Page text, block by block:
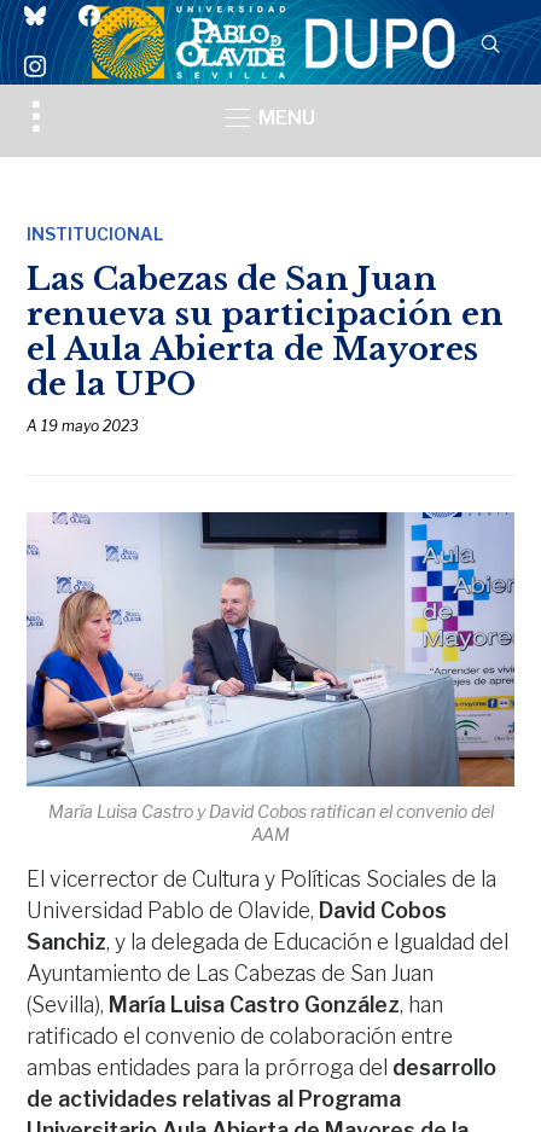
blueskyfacebook
instagram
Toggle
sidebar
MENU
INSTITUCIONAL
Las Cabezas de San Juan
renueva su participación en
el Aula Abierta de Mayores
de la UPO
A19 mayo 2023
María Luisa Castro y David Cobos ratifican el convenio del
AAM
El vicerrector de Cultura y Políticas Sociales de la
Universidad Pablo de Olavide, David Cobos
Sanchiz, y la delegada de Educación e Igualdad del
Ayuntamiento de Las Cabezas de San Juan
(Sevilla), María Luisa Castro González, han
ratificado el convenio de colaboración entre
ambas entidades para la prórroga del desarrollo
de actividades relativas al Programa